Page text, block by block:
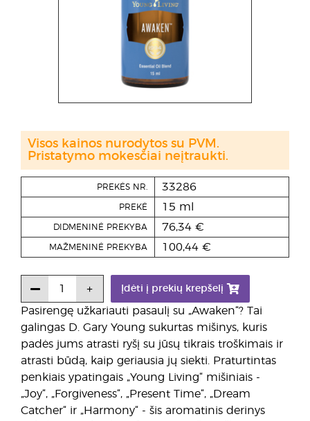
Pasirengę užkariauti pasaulį su „Awaken“? Tai
galingas D. Gary Young sukurtas mišinys, kuris
padės jums atrasti ryšį su jūsų tikrais troškimais ir
atrasti būdą, kaip geriausia jų siekti. Praturtintas
penkiais ypatingais „Young Living“ mišiniais -
„Joy“, „Forgiveness“, „Present Time“, „Dream
Catcher“ ir „Harmony“ - šis aromatinis derinys
PREKĖS NR. 33286
PREKĖ 15 ml
DIDMENINĖ PREKYBA 76,34 €
MAŽMENINĖ PREKYBA 100,44 €
Įdėti į prekių krepšelį
Visos kainos nurodytos su PVM.
Pristatymo mokesčiai neįtraukti.